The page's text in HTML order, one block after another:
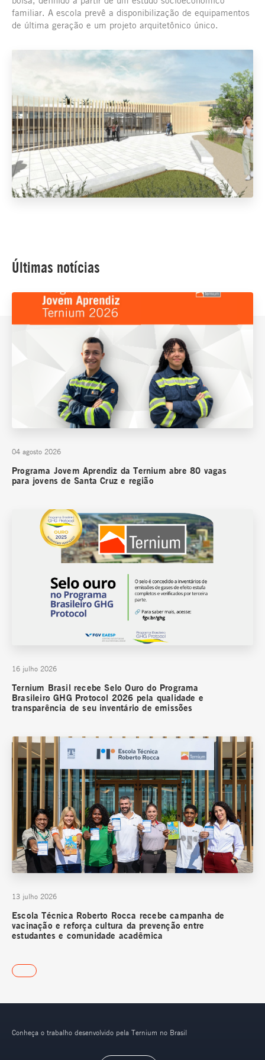
familiar. A escola prevê a disponibilização de equipamentos
de última geração e um projeto arquitetônico único.
Últimas notícias
04 agosto 2026
Programa Jovem Aprendiz da Ternium abre 80 vagas
para jovens de Santa Cruz e região
16 julho 2026
Ternium Brasil recebe Selo Ouro do Programa
Brasileiro GHG Protocol 2026 pela qualidade e
transparência de seu inventário de emissões
13 julho 2026
Escola Técnica Roberto Rocca recebe campanha de
vacinação e reforça cultura da prevenção entre
estudantes e comunidade acadêmica
Conheça o trabalho desenvolvido pela Ternium no Brasil